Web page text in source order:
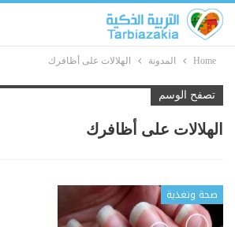
Home المدونة الهلالات على أظافرك
تصفح الوسم
الهلالات على أظافرك
صحة وتغذية